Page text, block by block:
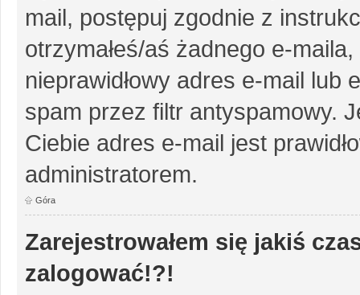
mail, postępuj zgodnie z
otrzymałeś/aś żadnego e-
nieprawidłowy adres e-mail lub
spam przez filtr antyspamowy.
Ciebie adres e-mail jest
administratorem.
Góra
Zarejestrowałem się jakiś
zalogować!?!